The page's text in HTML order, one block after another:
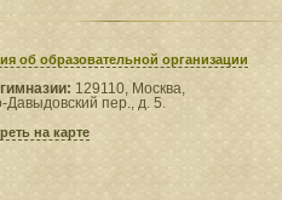
об образовательной организации
129110, Москва,
Давыдовский пер., д. 5.
на карте